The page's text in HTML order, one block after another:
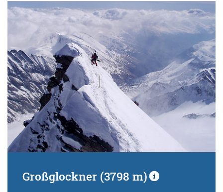
Großglockner (3798 m)